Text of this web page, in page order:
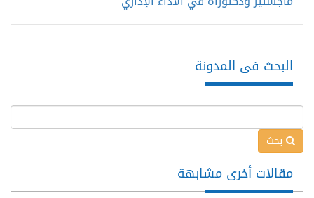
البحث فى المدونة
بحث
مقالات أخرى مشابهة